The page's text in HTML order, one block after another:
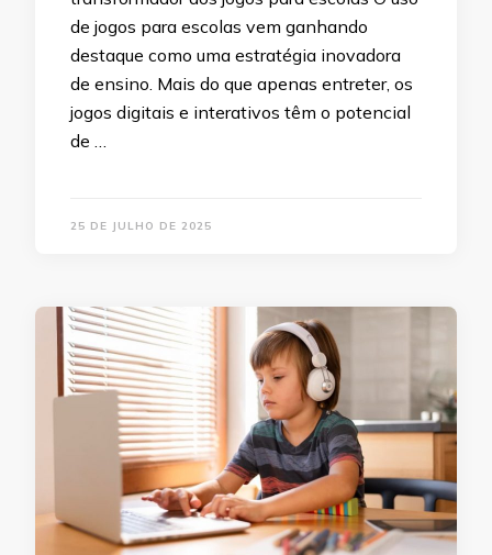
de jogos para escolas vem ganhando
destaque como uma estratégia inovadora
de ensino. Mais do que apenas entreter, os
jogos digitais e interativos têm o potencial
de …
25 DE JULHO DE 2025